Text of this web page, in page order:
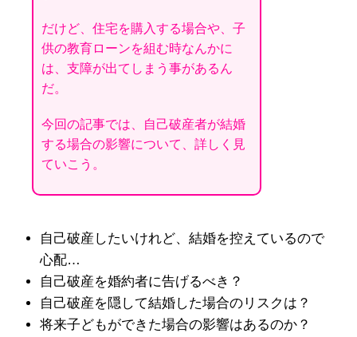
だけど、住宅を購入する場合や、子
供の教育ローンを組む時なんかに
は、支障が出てしまう事があるん
だ。
今回の記事では、自己破産者が結婚
する場合の影響について、詳しく見
ていこう。
自己破産したいけれど、結婚を控えているので
心配…
自己破産を婚約者に告げるべき？
自己破産を隠して結婚した場合のリスクは？
将来子どもができた場合の影響はあるのか？